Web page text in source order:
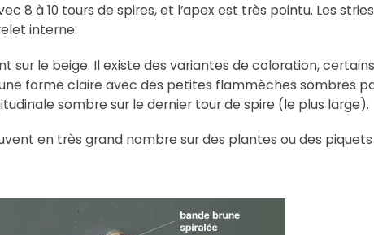
8 à 10 tours de spires, et l’apex est très pointu. Les
interne.
sur le beige. Il existe des variantes de coloration,
forme claire avec des petites flammèches sombres
sombre sur le dernier tour de spire (le plus large).
en très grand nombre sur des plantes ou des